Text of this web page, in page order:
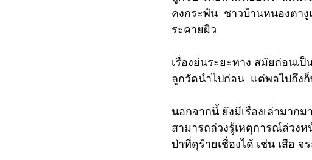
คงกระพัน  ชาวบ้านหนองตา
ระคายผิว
เรื่องย่นระยะทาง สมัยก่อนเ
ลูกวัดนำไปก่อน  แต่พอไปถึง
นอกจากนี้ ยังมีเรื่องเล่ามาก
สามารถล่วงรู้เหตุการณ์ล่วง
ป่าที่ดุร้ายเชื่องได้ เช่น เสือ จ